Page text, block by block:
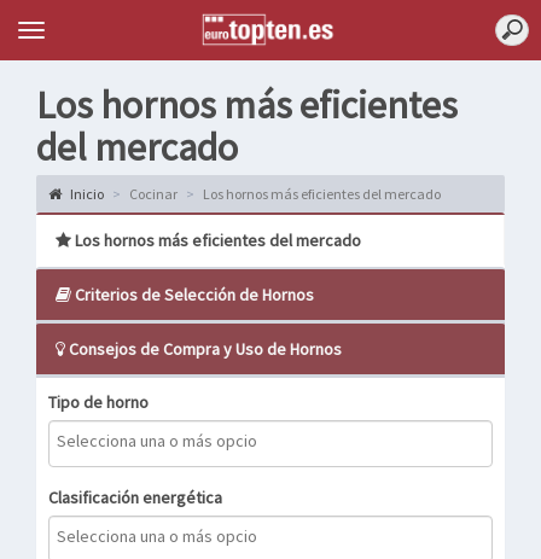
Topten
Menu
Los hornos más eficientes
del mercado
Inicio Cocinar Los hornos más eficientes del mercado
Los hornos más eficientes del mercado
Criterios de Selección de Hornos
Consejos de Compra y Uso de Hornos
Tipo de horno
Clasificación energética